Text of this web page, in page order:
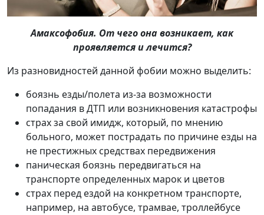
Амаксофобия. От чего она возникает, как
проявляется и лечится?
Из разновидностей данной фобии можно выделить:
боязнь езды/полета из-за возможности
попадания в ДТП или возникновения катастрофы
страх за свой имидж, который, по мнению
больного, может пострадать по причине езды на
не престижных средствах передвижения
паническая боязнь передвигаться на
транспорте определенных марок и цветов
страх перед ездой на конкретном транспорте,
например, на автобусе, трамвае, троллейбусе